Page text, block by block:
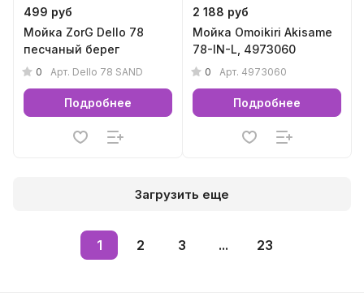
499 руб
Мойка ZorG Dello 78
песчаный берег
0 Арт. Dello 78 SAND
Подробнее
2 188 руб
Мойка Omoikiri Akisame
78-IN-L, 4973060
0 Арт. 4973060
Подробнее
Загрузить еще
1 2 3 ... 23